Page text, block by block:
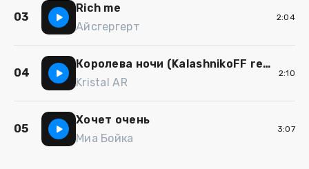
03
Rich mе
Айсгергерт
2:04
04
Королева ночи (KalashnikoFF remix)
Kristal AR
2:10
05
Хочет очень
Миа Бойка
3:07